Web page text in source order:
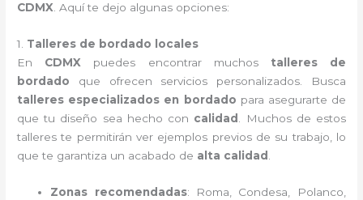
CDMX . Aquí te dejo algunas opciones:
1. Talleres de bordado locales
En CDMX puedes encontrar muchos talleres de
bordado que ofrecen servicios personalizados. Busca
talleres especializados en bordado para asegurarte de
que tu diseño sea hecho con calidad
. Muchos de estos
talleres te permitirán ver ejemplos previos de su trabajo, lo
que te garantiza un acabado de alta calidad
Zonas recomendadas: Roma, Condesa, Polanco,